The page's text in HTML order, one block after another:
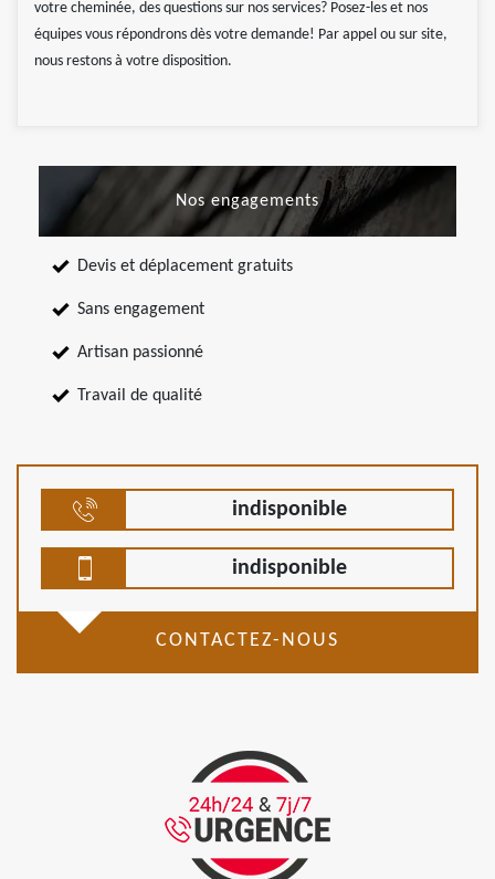
votre cheminée, des questions sur nos services? Posez-les et nos
équipes vous répondrons dès votre demande! Par appel ou sur site,
nous restons à votre disposition.
Nos engagements
Devis et déplacement gratuits
Sans engagement
Artisan passionné
Travail de qualité
indisponible
indisponible
CONTACTEZ-NOUS